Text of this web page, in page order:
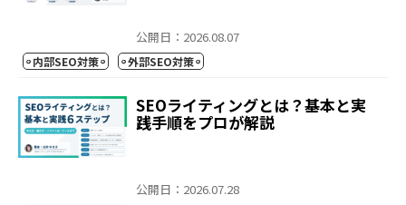
公開日：2026.08.07
内部SEO対策 外部SEO対策
SEOライティングとは？基本と実
践手順をプロが解説
公開日：2026.07.28